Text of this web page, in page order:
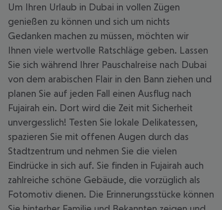
Um Ihren Urlaub in Dubai in vollen Zügen
genießen zu können und sich um nichts
Gedanken machen zu müssen, möchten wir
Ihnen viele wertvolle Ratschläge geben. Lassen
Sie sich während Ihrer Pauschalreise nach Dubai
von dem arabischen Flair in den Bann ziehen und
planen Sie auf jeden Fall einen Ausflug nach
Fujairah ein. Dort wird die Zeit mit Sicherheit
unvergesslich! Testen Sie lokale Delikatessen,
spazieren Sie mit offenen Augen durch das
Stadtzentrum und nehmen Sie die vielen
Eindrücke in sich auf. Sie finden in Fujairah auch
zahlreiche schöne Gebäude, die vorzüglich als
Fotomotiv dienen. Die Erinnerungsstücke können